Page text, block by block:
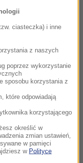
dodaj w
ciasteczka) i inne
z naszych
poprzez wykorzystanie
sposobu korzystania z
które odpowiadają
korzystającego
określić w
zmian ustawień,
w pamięci
w Polityce